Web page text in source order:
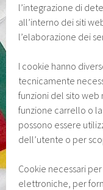
l’integrazione di
all’interno dei siti
l’elaborazione dei
I cookie hanno
tecnicamente
funzioni del sito
funzione carrello o
possono essere
dell’utente o per
Cookie necessari
elettroniche, per